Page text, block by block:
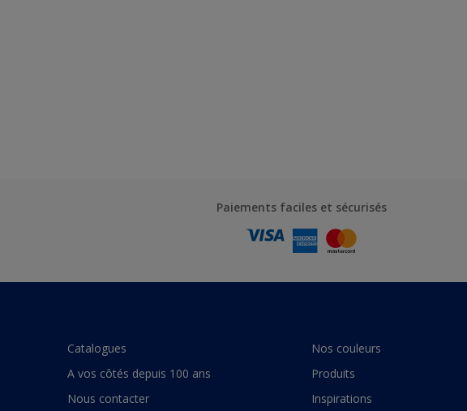
Paiements faciles et sécurisés
Catalogues
A vos côtés depuis 100 ans
Nous contacter
Nos couleurs
Produits
Inspirations